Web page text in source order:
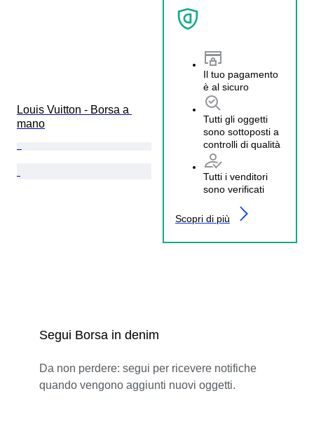
Louis Vuitton - Borsa a
mano
Il tuo pagamento
è al sicuro
Tutti gli oggetti
sono sottoposti a
controlli di qualità
Tutti i venditori
sono verificati
Scopri di più
Segui Borsa in denim
Da non perdere: segui per ricevere notifiche
quando vengono aggiunti nuovi oggetti.